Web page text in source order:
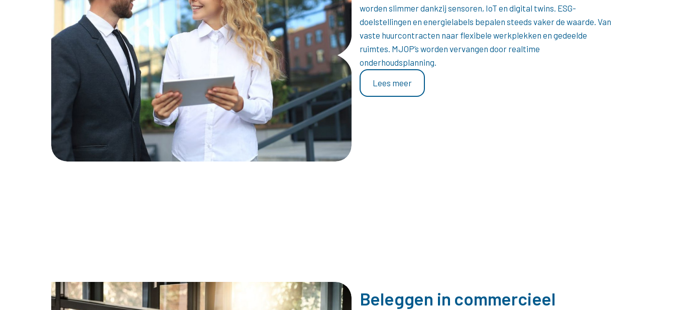
worden slimmer dankzij sensoren, IoT en digital twins. ESG-
doelstellingen en energielabels bepalen steeds vaker de waarde. Van
vaste huurcontracten naar flexibele werkplekken en gedeelde
ruimtes. MJOP’s worden vervangen door realtime
onderhoudsplanning.
Lees meer
Beleggen in commercieel